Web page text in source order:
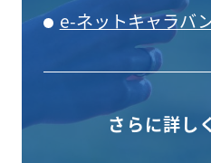
e-ネットキャラバ
さらに詳し